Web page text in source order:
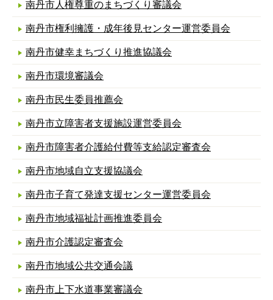
南丹市人権尊重のまちづくり審議会
南丹市権利擁護・成年後見センター運営委員会
南丹市健幸まちづくり推進協議会
南丹市環境審議会
南丹市民生委員推薦会
南丹市立障害者支援施設運営委員会
南丹市障害者介護給付費等支給認定審査会
南丹市地域自立支援協議会
南丹市子育て発達支援センター運営委員会
南丹市地域福祉計画推進委員会
南丹市介護認定審査会
南丹市地域公共交通会議
南丹市上下水道事業審議会